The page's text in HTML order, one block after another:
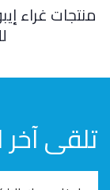
منتجات غراء
تلقى آخر